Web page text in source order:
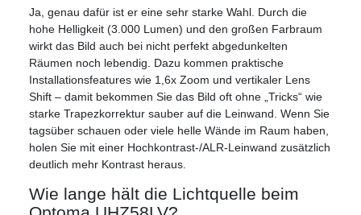
Ja, genau dafür ist er eine sehr starke Wahl. Durch die
hohe Helligkeit (3.000 Lumen) und den großen Farbraum
wirkt das Bild auch bei nicht perfekt abgedunkelten
Räumen noch lebendig. Dazu kommen praktische
Installationsfeatures wie 1,6x Zoom und vertikaler Lens
Shift – damit bekommen Sie das Bild oft ohne „Tricks“ wie
starke Trapezkorrektur sauber auf die Leinwand. Wenn Sie
tagsüber schauen oder viele helle Wände im Raum haben,
holen Sie mit einer Hochkontrast-/ALR-Leinwand zusätzlich
deutlich mehr Kontrast heraus.
Wie lange hält die Lichtquelle beim